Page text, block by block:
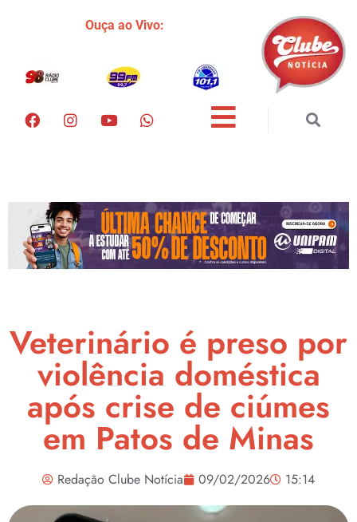
Ouça ao Vivo:
Veterinário é preso por
violência doméstica
após crise de ciúmes
em Patos de Minas
Redação Clube Notícia 09/02/2026 15:14